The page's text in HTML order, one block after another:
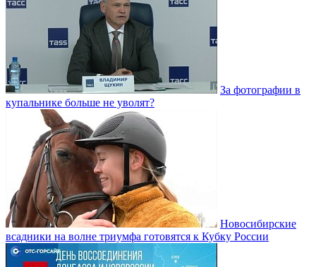
За фотографии в
купальнике больше не уволят?
Новосибирские
всадники на волне триумфа готовятся к Кубку России